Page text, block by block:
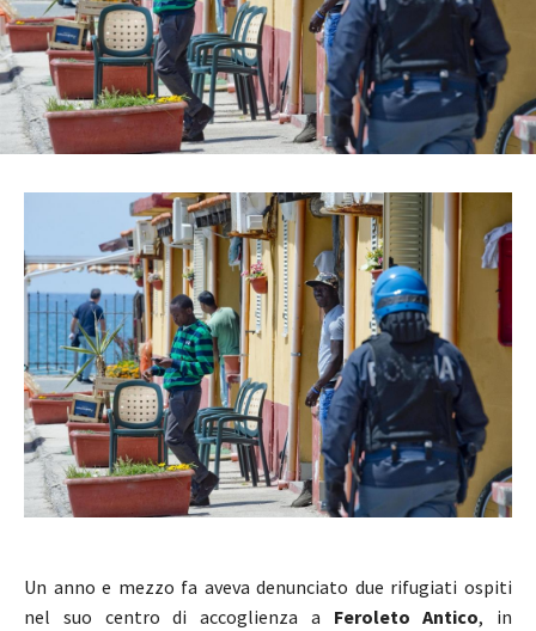
Un anno e mezzo fa aveva denunciato due rifugiati ospiti
nel suo centro di accoglienza a Feroleto Antico, in